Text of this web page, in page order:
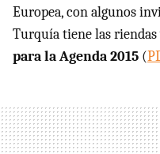
Europea, con algunos
Turquía tiene las riendas
para la Agenda 2015 (